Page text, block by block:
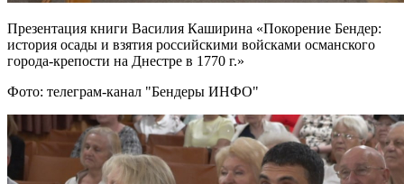
Презентация книги Василия Каширина «Покорение Бендер:
история осады и взятия российскими войсками османского
города-крепости на Днестре в 1770 г.»
Фото: телеграм-канал "Бендеры ИНФО"